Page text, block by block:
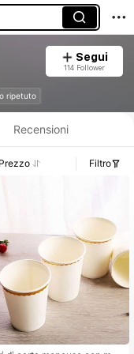
Segui
114 Follower
ripetuto
Recensioni
Prezzo Filtro